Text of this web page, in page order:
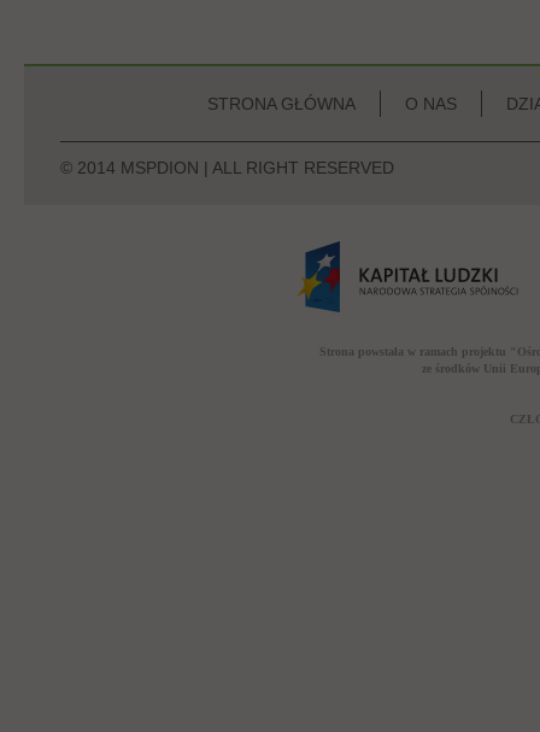
STRONA GŁÓWNA O NAS
© 2014 MSPDION | ALL RIGHT RESERVED
Strona powstała w ramach projektu
ze środków Unii